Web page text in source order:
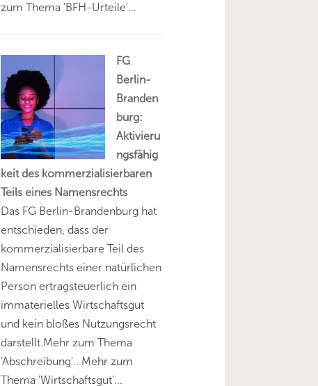
zum Thema 'BFH-Urteile'...
FG
Berlin-
Branden
burg:
Aktivieru
ngsfähig
keit des kommerzialisierbaren
Teils eines Namensrechts
Das FG Berlin-Brandenburg hat
entschieden, dass der
kommerzialisierbare Teil des
Namensrechts einer natürlichen
Person ertragsteuerlich ein
immaterielles Wirtschaftsgut
und kein bloßes Nutzungsrecht
darstellt.Mehr zum Thema
'Abschreibung'...Mehr zum
Thema 'Wirtschaftsgut'...